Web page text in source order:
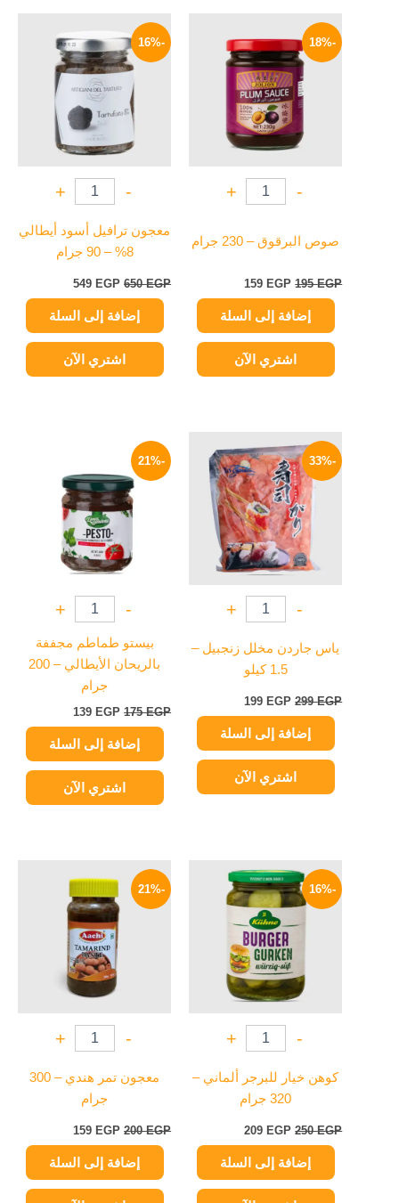
-18%
-
+
صوص البرقوق – 230 جرام
195EGP
الأصلي
هو:
195 EGP.
159 EGP
الحالي
هو:
159 EGP.
إضافة إلى السلة
اشتري الآن
-16%
-
+
معجون ترافيل أسود أيطالي
8% – 90 جرام
650EGP
الأصلي
هو:
650 EGP.
549 EGP
الحالي
هو:
549 EGP.
إضافة إلى السلة
اشتري الآن
-33%
-
+
ياس جاردن مخلل زنجبيل –
1.5 كيلو
299EGP
الأصلي
هو:
299 EGP.
199 EGP
الحالي
هو:
199 EGP.
إضافة إلى السلة
اشتري الآن
-21%
-
+
بيستو طماطم مجففة
بالريحان الأيطالي – 200
جرام
175EGP
175 EGP.
139 EGP
139 EGP.
إضافة إلى السلة
اشتري الآن
-16%
-
+
كوهن خيار للبرجر ألماني –
320 جرام
250EGP
السعر
الأصلي
هو:
250 EGP.
209 EGP
الحالي
هو:
إضافة إلى السلة
-21%
-
+
معجون تمر هندي – 300
جرام
200EGP
الأصلي
هو:
200 EGP.
159 EGP
الحالي
هو:
159 EGP.
إضافة إلى السلة